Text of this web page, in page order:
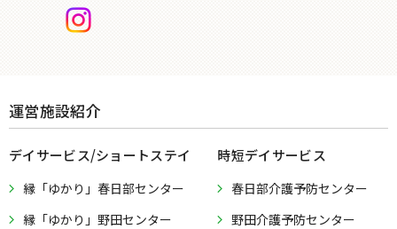
運営施設紹介
デイサービス/ショートステイ
縁「ゆかり」春日部センター
縁「ゆかり」野田センター
時短デイサービス
春日部介護予防センター
野田介護予防センター